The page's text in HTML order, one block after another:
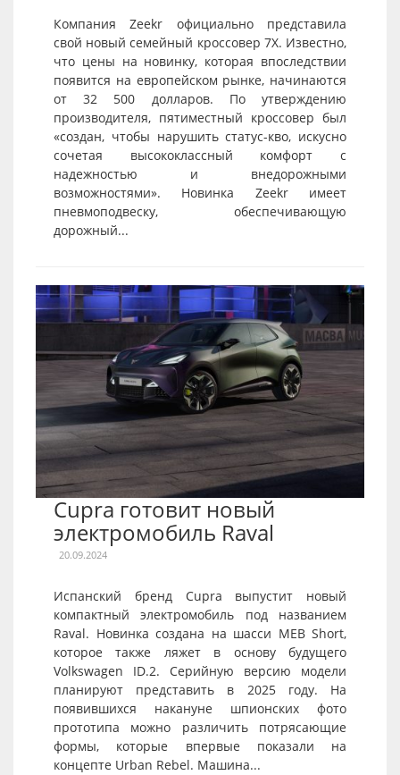
Компания Zeekr официально представила
свой новый семейный кроссовер 7X. Известно,
что цены на новинку, которая впоследствии
появится на европейском рынке, начинаются
от 32 500 долларов. По утверждению
производителя, пятиместный кроссовер был
«создан, чтобы нарушить статус-кво, искусно
сочетая высококлассный комфорт с
надежностью и внедорожными
возможностями». Новинка Zeekr имеет
пневмоподвеску, обеспечивающую
дорожный...
Cupra готовит новый
электромобиль Raval
20.09.2024
Испанский бренд Cupra выпустит новый
компактный электромобиль под названием
Raval. Новинка создана на шасси MEB Short,
которое также ляжет в основу будущего
Volkswagen ID.2. Серийную версию модели
планируют представить в 2025 году. На
появившихся накануне шпионских фото
прототипа можно различить потрясающие
формы, которые впервые показали на
концепте Urban Rebel. Машина...